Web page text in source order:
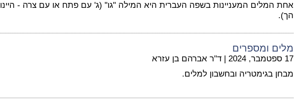
אחת המלים המעניינות בשפה העברית היא המילה "גו" (ג' עם פתח או עם צרה - היינו
הך).
מלים ומספרים
17 ספטמבר, 2024 | ד"ר אברהם בן עזרא
מבחן בגימטריה ובחשבון למלים.